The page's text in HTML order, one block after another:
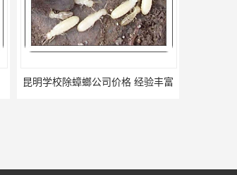
宣威除蟑螂电话 联系电话